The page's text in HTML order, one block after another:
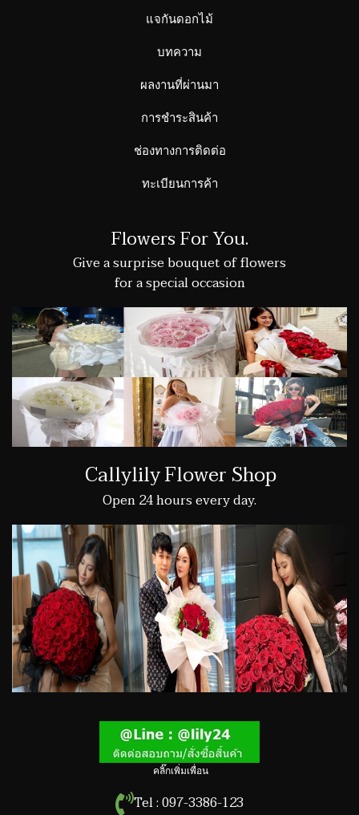
แจกันดอกไม้
บทความ
ผลงานที่ผ่านมา
การชำระสินค้า
ช่องทางการติดต่อ
ทะเบียนการค้า
Flowers For You.
Give a surprise bouquet of flowers
for a special occasion
Callylily Flower Shop
Open 24 hours every day.
คลิ๊กเพิ่มเพื่อน
Tel : 097-3386-123